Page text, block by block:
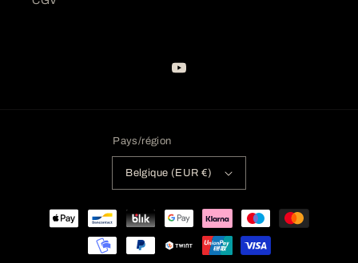
YouTube
Pays/région
Belgique (EUR €)
Moyens